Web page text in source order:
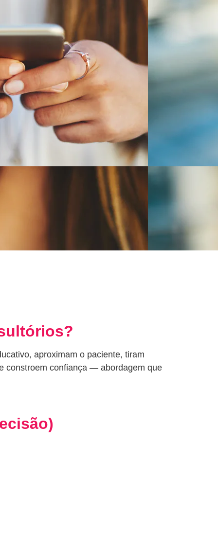
aproximam o paciente, tiram
constroem confiança — abordagem que